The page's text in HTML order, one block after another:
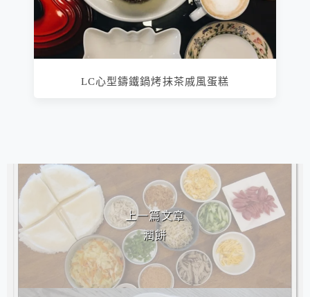
LC心型鑄鐵鍋烤抹茶戚風蛋糕
相連文章
上一篇文章
潤餅